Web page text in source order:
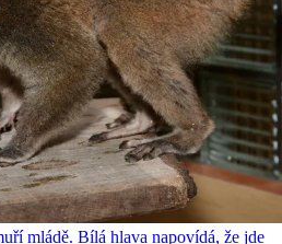
mládě. Bílá hlava napovídá, že jde